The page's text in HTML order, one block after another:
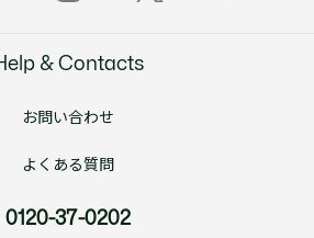
& Contacts
お問い合わせ
よくある質問
0120-37-0202